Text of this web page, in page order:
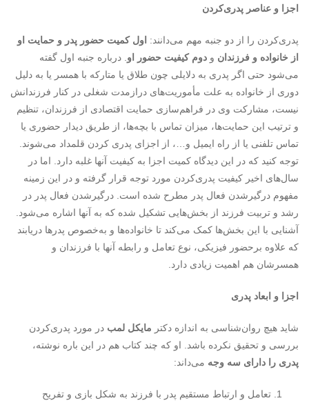
اجزا و عناصر پدری‌کردن
پدری‌کردن را از دو جنبه مهم می‌دانند: اول کمیت حضور پدر و حمایت او
از خانواده و فرزندان و دوم کیفیت حضور او. درباره جنبه اول گفته
می‌شود حتی اگر پدری به دلایلی چون طلاق یا متارکه با همسر یا به دلیل
دوری از خانواده به علت مأموریت‌های درازمدت شغلی در کنار فرزندانش
نیست، مشارکت وی در فراهم‌سازی حمایت اقتصادی از فرزندان، تنظیم
و ترتیب این حمایت‌ها، میزان تماس با بچه‌ها، از طریق دیدار حضوری یا
تماس تلفنی یا از راه ایمیل و…، از اجزای پدری کردن قلمداد می‌شوند.
توجه کنید که در این دیدگاه کمیت اجزا به کیفیت آنها غلبه دارد. اما در
سال‌های اخیر کیفیت پدری‌کردن مورد توجه قرار گرفته و در این زمینه
مفهوم درگیرشدن فعال پدر مطرح شده است. درگیرشدن فعال پدر در
رشد و تربیت فرزند از بخش‌هایی تشکیل شده که به آنها اشاره می‌شود.
آشنایی با این بخش‌ها کمک می‌کند تا خانواده‌ها و به‌خصوص پدرها دریابند
که علاوه برحضور فیزیکی، نوع تعامل و رابطه آنها با فرزندان و
همسرشان هم اهمیت زیادی دارد.
اجزا و ابعاد پدری
شاید هیچ روان‌شناسی به اندازه دکتر مایکل لمب در مورد پدری‌کردن
بررسی و تحقیق نکرده باشد. او که چند کتاب هم در این باره نوشته،
پدری را دارای سه وجه می‌داند:
تعامل و ارتباط مستقیم پدر با فرزند به شکل بازی و تفریح